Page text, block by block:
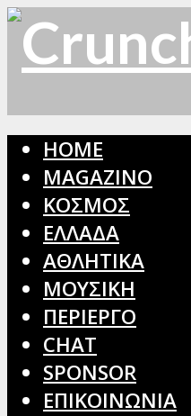
HOME
MAGAZINO
ΚΟΣΜΟΣ
ΕΛΛΑΔΑ
ΑΘΛΗΤΙΚΑ
ΜΟΥΣΙΚΗ
ΠΕΡΙΕΡΓΟ
CHAT
SPONSOR
ΕΠΙΚΟΙΝΩΝΙΑ